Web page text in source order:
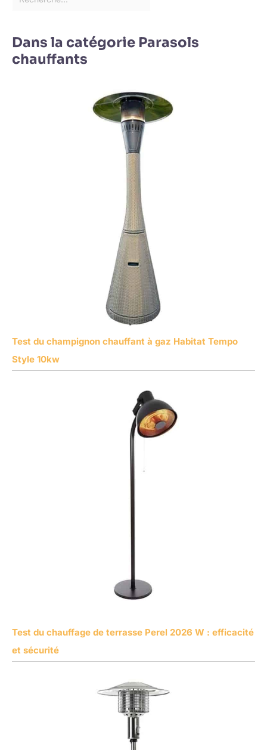
Dans la catégorie Parasols
chauffants
Test du champignon chauffant à gaz Habitat Tempo
Style 10kw
Test du chauffage de terrasse Perel 2026 W : efficacité
et sécurité